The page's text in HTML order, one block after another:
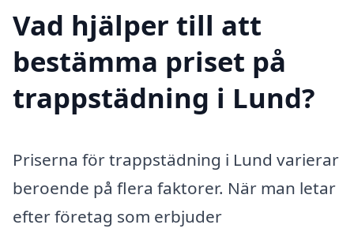
Vad hjälper till att
bestämma priset på
trappstädning i Lund?
Priserna för trappstädning i Lund varierar
beroende på flera faktorer. När man letar
efter företag som erbjuder